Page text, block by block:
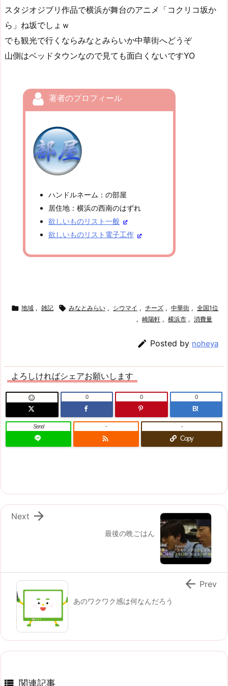
スタジオジブリ作品で横浜が舞台のアニメ「コクリコ坂か
ら」ね坂でしょｗ
でも観光で行くならみなとみらいか中華街へどうぞ
山側はベッドタウンなので見ても面白くないですYO
著者のプロフィール
ハンドルネーム：の部屋
居住地：横浜の西南のはずれ
欲しいものリスト一般
欲しいものリスト電子工作
 地域 , 雑記  みなとみらい , シウマイ , チーズ , 中華街 , 全国1位
, 崎陽軒 , 横浜市 , 消費量
 Posted by noheya
よろしければシェアお願いします
 0 0
B!
0
Send

-
Copy
-
最後の晩ごはん

Next
あのワクワク感は何なんだろう
 Prev
 関連記事